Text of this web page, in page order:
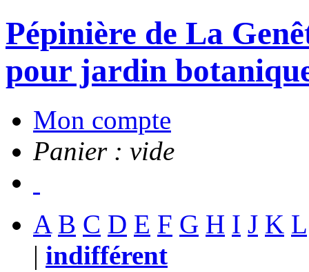
Pépinière de La
pour jardin
Mon compte
Panier : vide
A B C D E F G H I J K L
| indifférent